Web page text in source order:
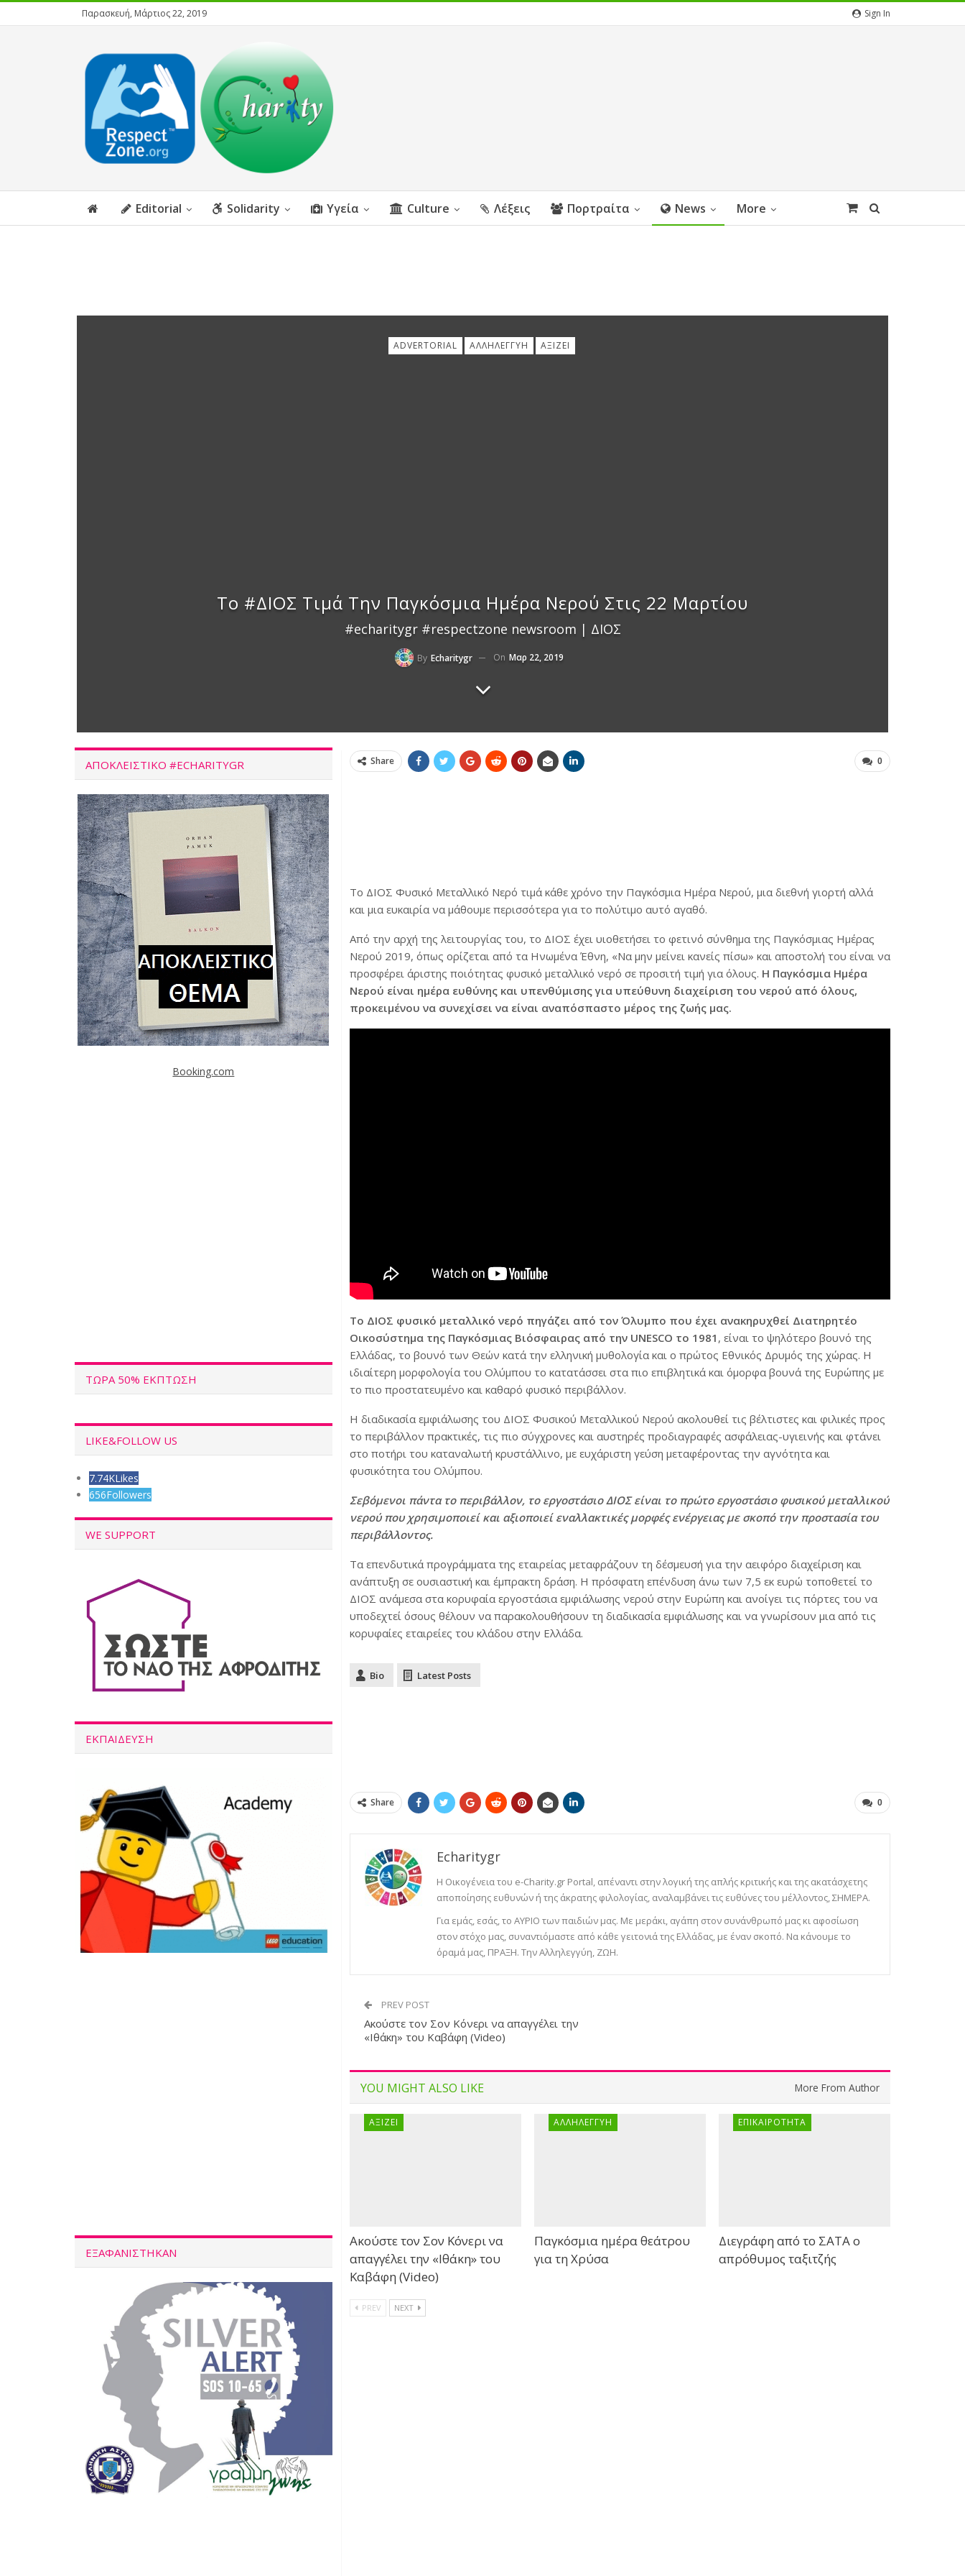
Παρασκευή, Μάρτιος 22, 2019 Sign In
Editorial Solidarity Υγεία Culture Λέξεις Πορτραίτα News More
ADVERTORIAL ΑΛΛΗΛΕΓΓΎΗ ΑΞΊΖΕΙ
Το #ΔΙΟΣ Τιμά Την Παγκόσμια Ημέρα Νερού Στις 22 Μαρτίου
#echaritygr #respectzone newsroom | ΔΙΟΣ
By Echaritygr On Μαρ 22, 2019
Share 0
Το ΔΙΟΣ Φυσικό Μεταλλικό Νερό τιμά κάθε χρόνο την Παγκόσμια Ημέρα Νερού, μια διεθνή γιορτή αλλά
και μια ευκαιρία να μάθουμε περισσότερα για το πολύτιμο αυτό αγαθό.
Από την αρχή της λειτουργίας του, το ΔΙΟΣ έχει υιοθετήσει το φετινό σύνθημα της Παγκόσμιας Ημέρας
Νερού 2019, όπως ορίζεται από τα Ηνωμένα Έθνη, «Να μην μείνει κανείς πίσω» και αποστολή του είναι να
προσφέρει άριστης ποιότητας φυσικό μεταλλικό νερό σε προσιτή τιμή για όλους. Η Παγκόσμια Ημέρα
Νερού είναι ημέρα ευθύνης και υπενθύμισης για υπεύθυνη διαχείριση του νερού από όλους,
προκειμένου να συνεχίσει να είναι αναπόσπαστο μέρος της ζωής μας.
Το ΔΙΟΣ φυσικό μεταλλικό νερό πηγάζει από τον Όλυμπο που έχει ανακηρυχθεί Διατηρητέο
Οικοσύστημα της Παγκόσμιας Βιόσφαιρας από την UNESCO το 1981 , είναι το ψηλότερο βουνό της
Ελλάδας, το βουνό των Θεών κατά την ελληνική μυθολογία και ο πρώτος Εθνικός Δρυμός της χώρας. Η
ιδιαίτερη μορφολογία του Ολύμπου το κατατάσσει στα πιο επιβλητικά και όμορφα βουνά της Ευρώπης με
το πιο προστατευμένο και καθαρό φυσικό περιβάλλον.
Η διαδικασία εμφιάλωσης του ΔΙΟΣ Φυσικού Μεταλλικού Νερού ακολουθεί τις βέλτιστες και φιλικές προς
το περιβάλλον πρακτικές, τις πιο σύγχρονες και αυστηρές προδιαγραφές ασφάλειας-υγιεινής και φτάνει
στο ποτήρι του καταναλωτή κρυστάλλινο, με ευχάριστη γεύση μεταφέροντας την αγνότητα και
φυσικότητα του Ολύμπου.
Σεβόμενοι πάντα το περιβάλλον, το εργοστάσιο ΔΙΟΣ είναι το πρώτο εργοστάσιο φυσικού μεταλλικού
νερού που χρησιμοποιεί και αξιοποιεί εναλλακτικές μορφές ενέργειας με σκοπό την προστασία του
περιβάλλοντος.
Τα επενδυτικά προγράμματα της εταιρείας μεταφράζουν τη δέσμευσή για την αειφόρο διαχείριση και
ανάπτυξη σε ουσιαστική και έμπρακτη δράση. Η πρόσφατη επένδυση άνω των 7,5 εκ ευρώ τοποθετεί το
ΔΙΟΣ ανάμεσα στα κορυφαία εργοστάσια εμφιάλωσης νερού στην Ευρώπη και ανοίγει τις πόρτες του να
υποδεχτεί όσους θέλουν να παρακολουθήσουν τη διαδικασία εμφιάλωσης και να γνωρίσουν μια από τις
κορυφαίες εταιρείες του κλάδου στην Ελλάδα.
Bio Latest Posts
Share 0
Echaritygr
Η Οικογένεια του e-Charity.gr Portal, απέναντι στην λογική της απλής κριτικής και της ακατάσχετης
αποποίησης ευθυνών ή της άκρατης φιλολογίας, αναλαμβάνει τις ευθύνες του μέλλοντος, ΣΗΜΕΡΑ.
Για εμάς, εσάς, το ΑΥΡΙΟ των παιδιών μας. Με μεράκι, αγάπη στον συνάνθρωπό μας κι αφοσίωση
στον στόχο μας, συναντιόμαστε από κάθε γειτονιά της Ελλάδας, με έναν σκοπό. Να κάνουμε το
όραμά μας, ΠΡΑΞΗ. Την Αλληλεγγύη, ΖΩΗ.
PREV POST
Ακούστε τον Σον Κόνερι να απαγγέλει την
«Ιθάκη» του Καβάφη (Video)
YOU MIGHT ALSO LIKE More From Author
ΑΞΊΖΕΙ
Ακούστε τον Σον Κόνερι να
απαγγέλει την «Ιθάκη» του
Καβάφη (Video)
ΑΛΛΗΛΕΓΓΎΗ
Παγκόσμια ημέρα θεάτρου
για τη Χρύσα
ΕΠΙΚΑΙΡΌΤΗΤΑ
Διεγράφη από το ΣΑΤΑ ο
απρόθυμος ταξιτζής
PREV NEXT
ΑΠΟΚΛΕΙΣΤΙΚΌ #ECHARITYGR
Booking.com
ΤΩΡΑ 50% ΕΚΠΤΩΣΗ
LIKE&FOLLOW US
7.74KLikes
656Followers
WE SUPPORT
ΕΚΠΑΙΔΕΥΣΗ
ΕΞΑΦΑΝΙΣΤΗΚΑΝ